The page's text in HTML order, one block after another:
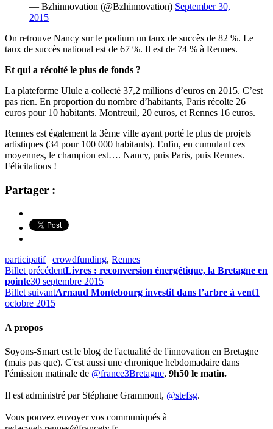
— Bzhinnovation (@Bzhinnovation) September 30,
2015
On retrouve Nancy sur le podium un taux de succès de 82 %. Le
taux de succès national est de 67 %. Il est de 74 % à Rennes.
Et qui a récolté le plus de fonds ?
La plateforme Ulule a collecté 37,2 millions d’euros en 2015. C’est
pas rien. En proportion du nombre d’habitants, Paris récolte 26
euros pour 10 habitants. Montreuil, 20 euros, et Rennes 16 euros.
Rennes est également la 3ème ville ayant porté le plus de projets
artistiques (34 pour 100 000 habitants). Enfin, en cumulant ces
moyennes, le champion est…. Nancy, puis Paris, puis Rennes.
Félicitations !
Partager :
participatif| crowdfunding, Rennes
Billet précédentLivres : reconversion énergétique, la Bretagne en
pointe30 septembre 2015
Billet suivantArnaud Montebourg investit dans l’arbre à vent1
octobre 2015
A propos
Soyons-Smart est le blog de l'actualité de l'innovation en Bretagne
(mais pas que). C'est aussi une chronique hebdomadaire dans
l'émission matinale de @france3Bretagne, 9h50 le matin.
Il est administré par Stéphane Grammont, @stefsg.
Vous pouvez envoyer vos communiqués à